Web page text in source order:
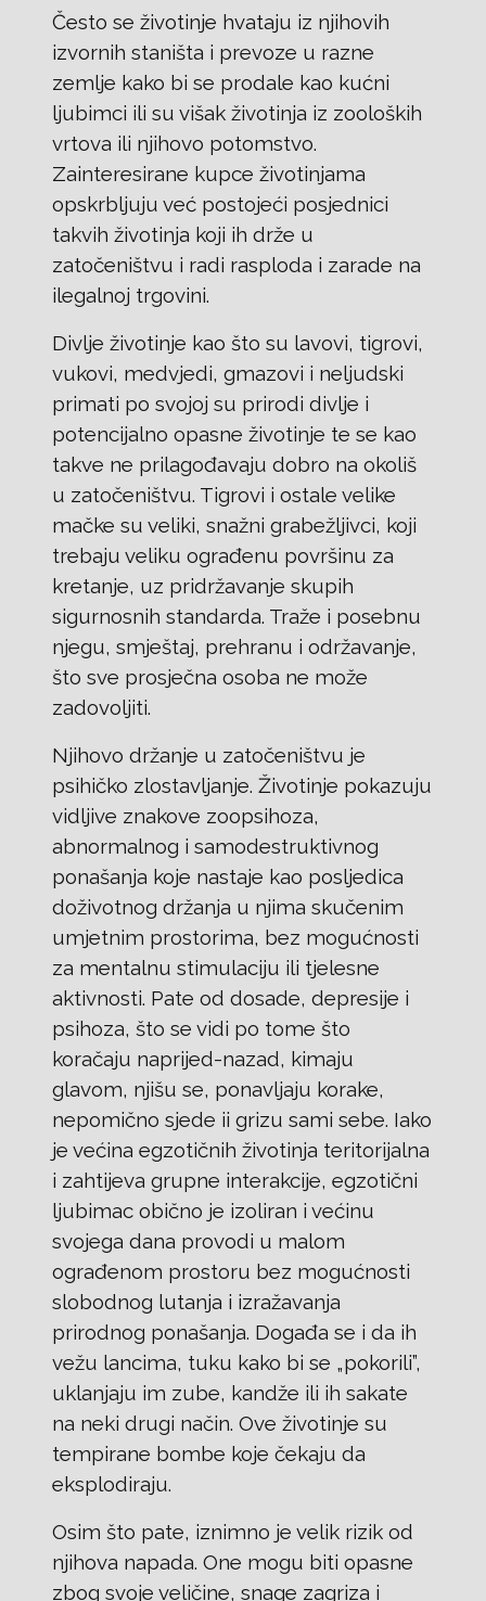
Često se životinje hvataju iz njihovih
izvornih staništa i prevoze u razne
zemlje kako bi se prodale kao kućni
ljubimci ili su višak životinja iz zooloških
vrtova ili njihovo potomstvo.
Zainteresirane kupce životinjama
opskrbljuju već postojeći posjednici
takvih životinja koji ih drže u
zatočeništvu i radi rasploda i zarade na
ilegalnoj trgovini.
Divlje životinje kao što su lavovi, tigrovi,
vukovi, medvjedi, gmazovi i neljudski
primati po svojoj su prirodi divlje i
potencijalno opasne životinje te se kao
takve ne prilagođavaju dobro na okoliš
u zatočeništvu. Tigrovi i ostale velike
mačke su veliki, snažni grabežljivci, koji
trebaju veliku ograđenu površinu za
kretanje, uz pridržavanje skupih
sigurnosnih standarda. Traže i posebnu
njegu, smještaj, prehranu i održavanje,
što sve prosječna osoba ne može
zadovoljiti.
Njihovo držanje u zatočeništvu je
psihičko zlostavljanje. Životinje pokazuju
vidljive znakove zoopsihoza,
abnormalnog i samodestruktivnog
ponašanja koje nastaje kao posljedica
doživotnog držanja u njima skučenim
umjetnim prostorima, bez mogućnosti
za mentalnu stimulaciju ili tjelesne
aktivnosti. Pate od dosade, depresije i
psihoza, što se vidi po tome što
koračaju naprijed-nazad, kimaju
glavom, njišu se, ponavljaju korake,
nepomično sjede ii grizu sami sebe. Iako
je većina egzotičnih životinja teritorijalna
i zahtijeva grupne interakcije, egzotični
ljubimac obično je izoliran i većinu
svojega dana provodi u malom
ograđenom prostoru bez mogućnosti
slobodnog lutanja i izražavanja
prirodnog ponašanja. Događa se i da ih
vežu lancima, tuku kako bi se „pokorili”,
uklanjaju im zube, kandže ili ih sakate
na neki drugi način. Ove životinje su
tempirane bombe koje čekaju da
eksplodiraju.
Osim što pate, iznimno je velik rizik od
njihova napada. One mogu biti opasne
zbog svoje veličine, snage zagriza i